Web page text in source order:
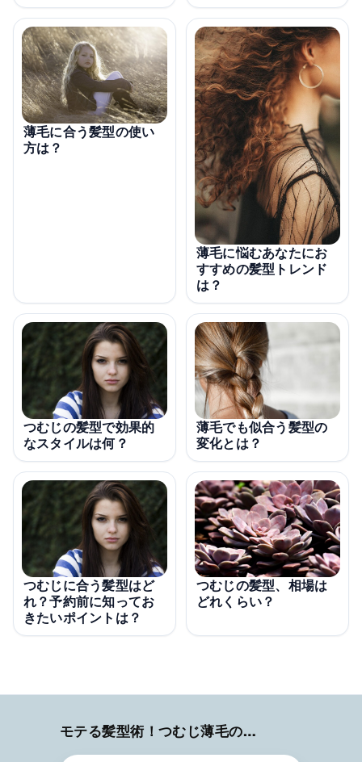
薄毛に合う髪型の使い
方は？
薄毛に悩むあなたにお
すすめの髪型トレンド
は？
つむじの髪型で効果的
なスタイルは何？
薄毛でも似合う髪型の
変化とは？
つむじに合う髪型はど
れ？予約前に知ってお
きたいポイントは？
つむじの髪型、相場は
どれくらい？
モテる髪型術！つむじ薄毛の隠し方